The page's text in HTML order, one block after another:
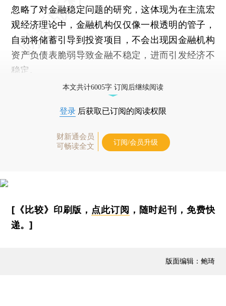
忽略了对金融稳定问题的研究，这体现为在主流宏
观经济理论中，金融机构仅仅像一根透明的管子，
自动将储蓄引导到投资项目，不会出现因金融机构
资产负债表脆弱导致金融不稳定，进而引发经济不
稳定。
本文共计6005字 订阅后继续阅读
登录 后获取已订阅的阅读权限
财新通会员
可畅读全文
订阅/会员升级
[《比较》印刷版， 点此订阅 ，随时起刊，免费快
递。]
版面编辑：鲍琦